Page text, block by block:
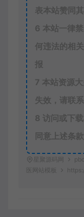
表本站赞同
6 本站一律
何违法的相
报
7 本站资源
失效，请联
8 访问或下
同意上述条款
星聚源码网
医网站模板